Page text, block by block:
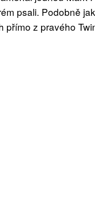
psali. Podobně
přímo z pravého